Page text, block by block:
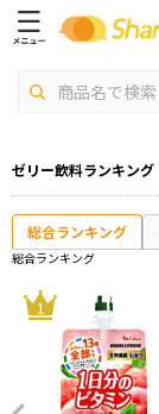
ゼリー飲料ランキング
総合ランキング
総合ランキング
1